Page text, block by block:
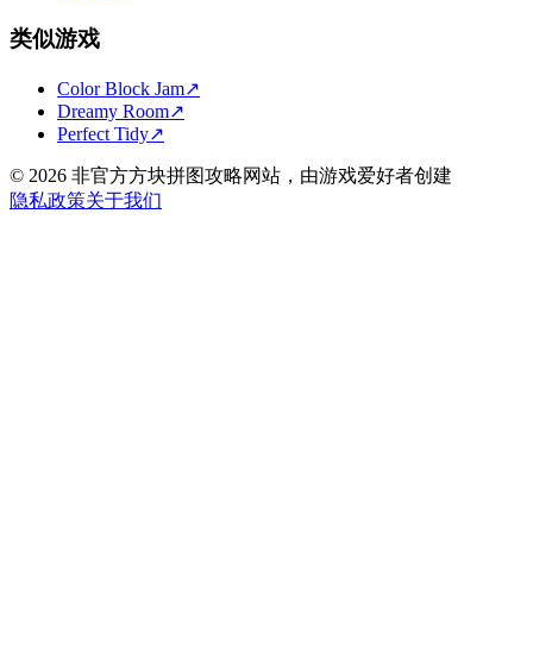
类似游戏
Color Block Jam↗️
Dreamy Room↗️
Perfect Tidy↗️
© 2026 非官方方块拼图攻略网站，由游戏爱好者创建
隐私政策关于我们